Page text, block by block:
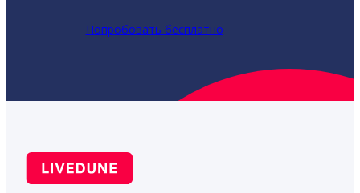
Попробовать бесплатно